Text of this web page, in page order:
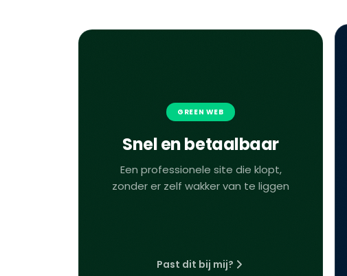
GREEN WEB
Snel en betaalbaar
Een professionele site die klopt,
zonder er zelf wakker van te liggen
Past dit bij mij?